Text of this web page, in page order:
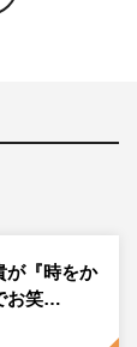
ートの水
系 毎週水
が決定。
が『時をか
お笑…